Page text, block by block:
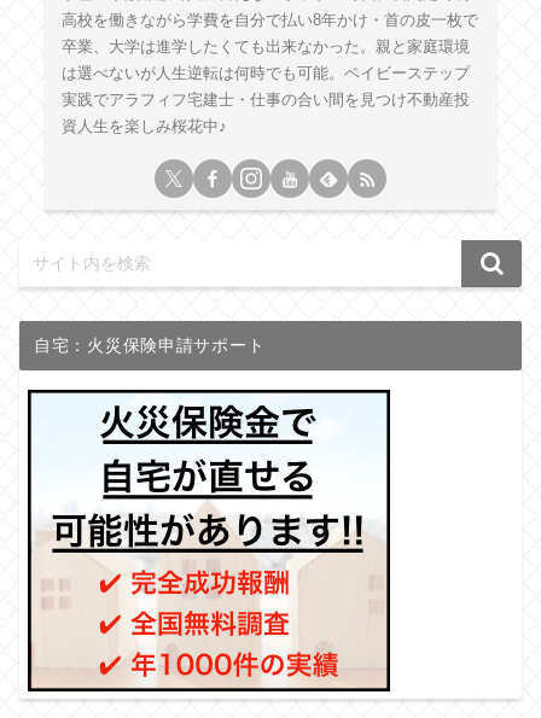
高校を働きながら学費を自分で払い8年かけ・首の皮一枚で
卒業、大学は進学したくても出来なかった。親と家庭環境
は選べないが人生逆転は何時でも可能。ベイビーステップ
実践でアラフィフ宅建士・仕事の合い間を見つけ不動産投
資人生を楽しみ桜花中♪
自宅：火災保険申請サポート